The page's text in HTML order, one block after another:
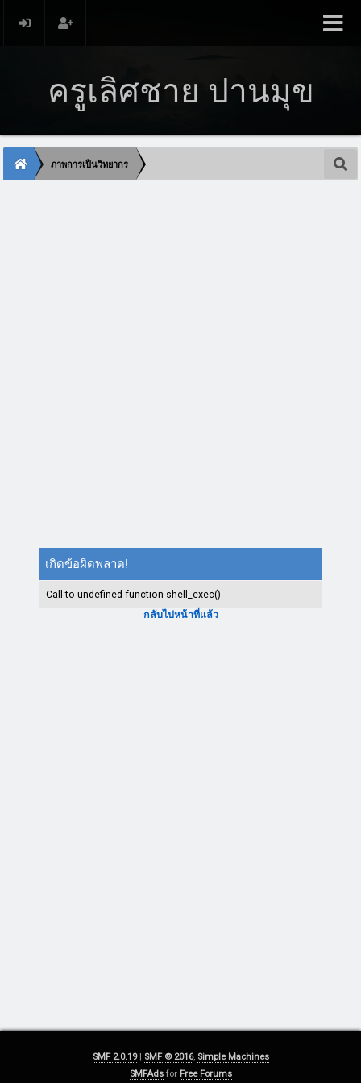
ครูเลิศชาย ปานมุข
ภาพการเป็นวิทยากร
เกิดข้อผิดพลาด!
Call to undefined function shell_exec()
กลับไปหน้าที่แล้ว
SMF 2.0.19| SMF © 2016, Simple Machines
SMFAdsfor Free Forums